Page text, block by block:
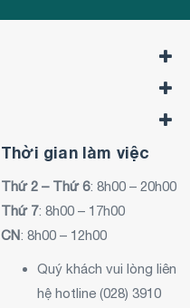
Thời gian làm việc
Thứ 2 – Thứ 6: 8h00 – 20h00
Thứ 7: 8h00 – 17h00
CN: 8h00 – 12h00
Quý khách vui lòng liên
hệ hotline (028) 3910